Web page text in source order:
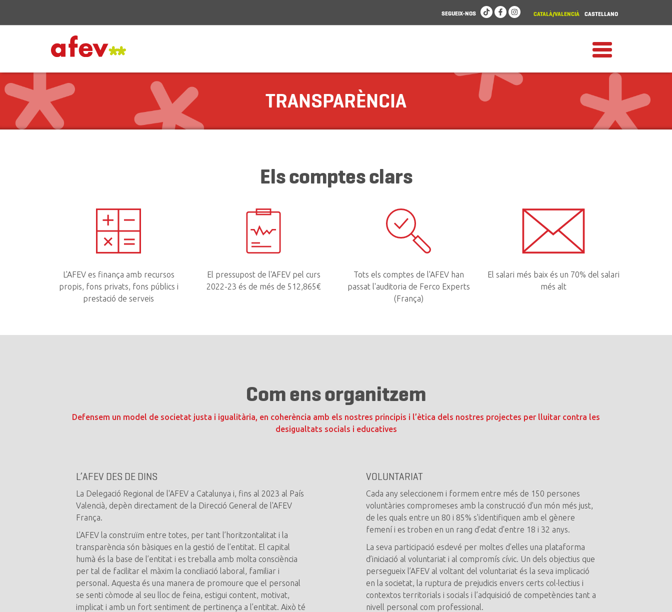
CATALÀ/VALENCIÀ CASTELLANO
SEGUEIX-NOS
TRANSPARÈNCIA
Els comptes clars
L'AFEV es finança amb recursos
propis, fons privats, fons públics i
prestació de serveis
El pressupost de l'AFEV pel curs
2022-23 és de més de 512,865€
Tots els comptes de l'AFEV han
passat l'auditoria de Ferco Experts
(França)
El salari més baix és un 70% del salari
més alt
Com ens organitzem
Defensem un model de societat justa i igualitària, en coherència amb els nostres principis i l’ètica dels nostres projectes per lluitar contra les
desigualtats socials i educatives
L’AFEV DES DE DINS
La Delegació Regional de l'AFEV a Catalunya i, fins al 2023 al País
Valencià, depèn directament de la Direcció General de l'AFEV
França.
L’AFEV la construïm entre totes, per tant l’horitzontalitat i la
transparència són bàsiques en la gestió de l’entitat. El capital
humà és la base de l’entitat i es treballa amb molta consciència
per tal de facilitar el màxim la conciliació laboral, familiar i
personal. Aquesta és una manera de promoure que el personal
se senti còmode al seu lloc de feina, estigui content, motivat,
implicat i amb un fort sentiment de pertinença a l’entitat. Això té
VOLUNTARIAT
Cada any seleccionem i formem entre més de 150 persones
voluntàries compromeses amb la construcció d'un món més just,
de les quals entre un 80 i 85% s'identifiquen amb el gènere
femení i es troben en un rang d’edat d'entre 18 i 32 anys.
La seva participació esdevé per moltes d'elles una plataforma
d’iniciació al voluntariat i al compromís cívic. Un dels objectius que
persegueix l’AFEV al voltant del voluntariat és la seva implicació
en la societat, la ruptura de prejudicis envers certs col·lectius i
contextos territorials i socials i l’adquisició de competències tant a
nivell personal com professional.